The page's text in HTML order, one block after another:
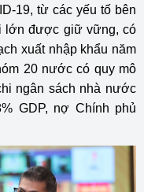
19, từ các yếu tố bên
lớn được giữ vững, có
xuất nhập khẩu năm
20 nước có quy mô
ngân sách nhà nước
GDP, nợ Chính phủ